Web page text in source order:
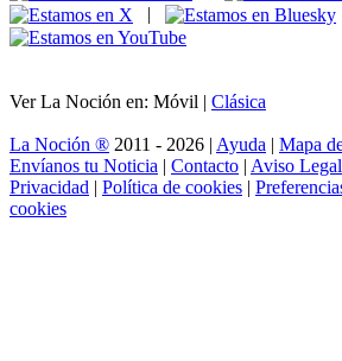
|
Ver La Noción en: Móvil | Clásica
La Noción ® 2011 - 2026 | Ayuda | Mapa
Envíanos tu Noticia | Contacto | Aviso Legal
Privacidad | Política de cookies |
cookies